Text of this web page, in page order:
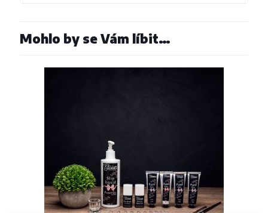
Mohlo by se Vám líbit…